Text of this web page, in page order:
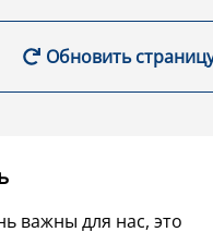
Обновить
важны для нас, это